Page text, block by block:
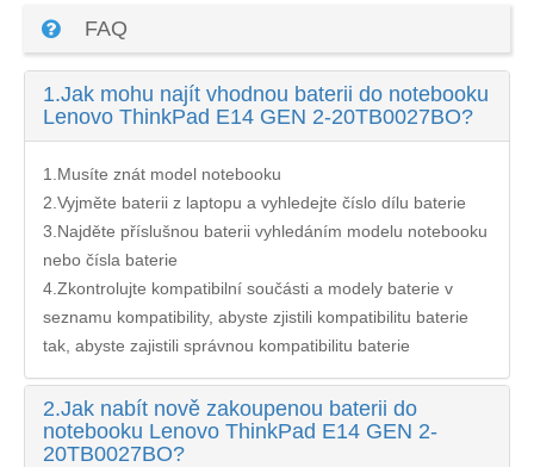
FAQ
1.Jak mohu najít vhodnou baterii do notebooku
Lenovo ThinkPad E14 GEN 2-20TB0027BO?
1.Musíte znát model notebooku
2.Vyjměte baterii z laptopu a vyhledejte číslo dílu baterie
3.Najděte příslušnou baterii vyhledáním modelu notebooku
nebo čísla baterie
4.Zkontrolujte kompatibilní součásti a modely baterie v
seznamu kompatibility, abyste zjistili kompatibilitu baterie
tak, abyste zajistili správnou kompatibilitu baterie
2.Jak nabít nově zakoupenou baterii do
notebooku Lenovo ThinkPad E14 GEN 2-
20TB0027BO?